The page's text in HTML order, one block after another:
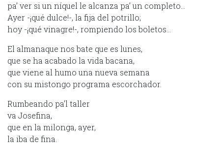
pa’ ver si un níquel le alcanza pa’ un completo…
Ayer -¡qué dulce!-, la fija del potrillo;
hoy -¡qué vinagre!-, rompiendo los boletos…
El almanaque nos bate que es lunes,
que se ha acabado la vida bacana,
que viene al humo una nueva semana
con su mistongo programa escorchador.
Rumbeando pa’l taller
va Josefina,
que en la milonga, ayer,
la iba de fina.